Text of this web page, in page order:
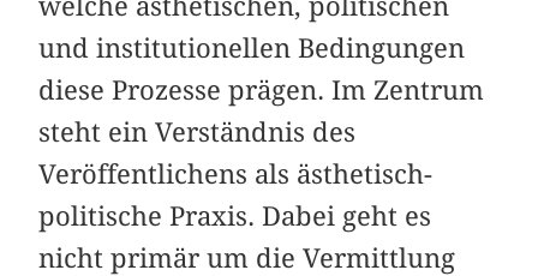
welche ästhetischen, politischen
und institutionellen Bedingungen
diese Prozesse prägen. Im Zentrum
steht ein Verständnis des
Veröffentlichens als ästhetisch-
politische Praxis. Dabei geht es
nicht primär um die Vermittlung